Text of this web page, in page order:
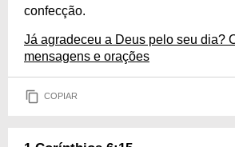
confecção.
Já agradeceu a Deus pelo seu dia?
mensagens e orações
COPIAR